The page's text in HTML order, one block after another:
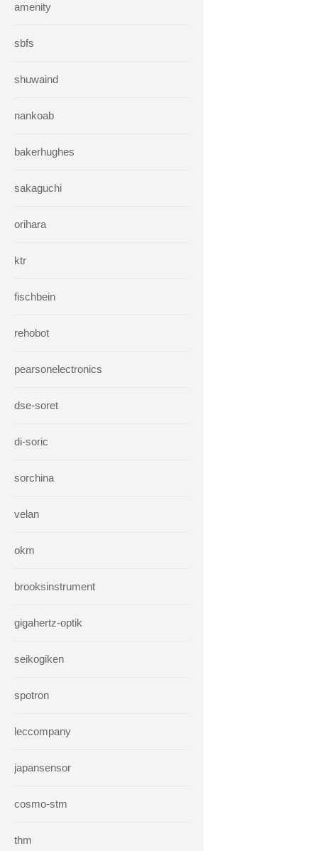
amenity
sbfs
shuwaind
nankoab
bakerhughes
sakaguchi
orihara
ktr
fischbein
rehobot
pearsonelectronics
dse-soret
di-soric
sorchina
velan
okm
brooksinstrument
gigahertz-optik
seikogiken
spotron
leccompany
japansensor
cosmo-stm
thm